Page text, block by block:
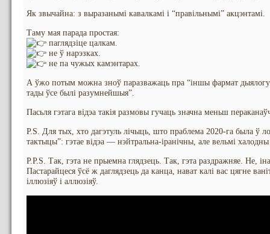
Як звычайна: з выразанымі кавалкамі і “правільнымі” акцэнтамі.
Таму мая парада простая:
паглядзіце цалкам.
не ў нарэзках.
не па чужых камэнтарах.
А ўжо потым можна зноў паразважаць пра “іншы фармат
тады ўсе былі разумнейшыя”.
Пасьля гэтага відэа такія размовы гучаць значна меньш
P.S. Для тых, хто дагэтуль лічыць, што праблема 2020-га была ў
тактыцы”: гэтае відэа — нэйтральна-іранічны, але вельмі
P.P.S. Так, гэта не прыемна глядзець. Так, гэта раздражняе. Не,
Пастарайцеся ўсё ж даглядзець да канца, нават калі вас цягне
іллюзіяў і аллюзіяў.